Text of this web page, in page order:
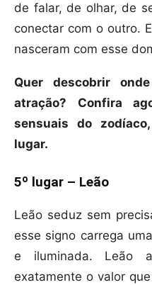
de falar, de olhar, de
conectar com o outro.
nasceram com esse
Quer descobrir
atração? Confira
sensuais do
lugar.
5º lugar – Leão
Leão seduz sem
esse signo carrega
e iluminada. Leão
exatamente o valor